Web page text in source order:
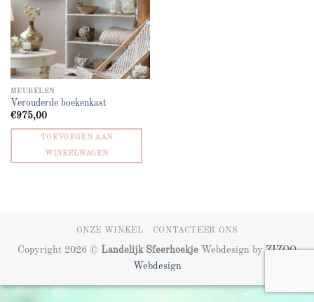
MEUBELEN
Verouderde boekenkast
€975,00
TOEVOEGEN AAN
WINKELWAGEN
ONZE WINKEL CONTACTEER ONS
Copyright 2026 © Landelijk Sfeerhoekje Webdesign byZIZOO
Webdesign